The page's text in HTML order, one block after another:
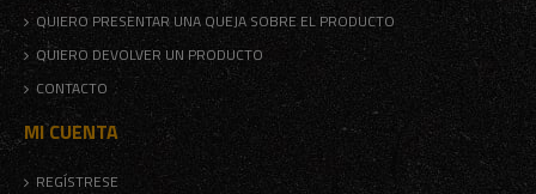
QUIERO PRESENTAR UNA QUEJA SOBRE EL PRODUCTO
QUIERO DEVOLVER UN PRODUCTO
CONTACTO
MI CUENTA
REGÍSTRESE